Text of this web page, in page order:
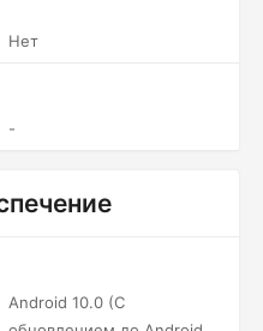
Нет
-
Android 10.0 (С